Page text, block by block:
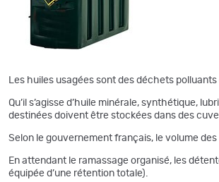
Les huiles usagées sont des déchets
Qu’il s’agisse d’huile minérale, synthétique,
destinées doivent être stockées dans des
Selon le gouvernement français, le volume
En attendant le ramassage organisé, les
équipée d’une rétention totale).